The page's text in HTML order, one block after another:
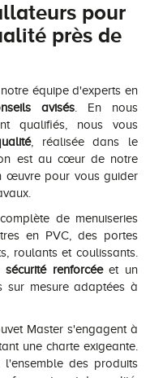
pour
près de
équipe d'experts en
avisés . En nous
qualifiés, nous vous
, réalisée dans le
est au cœur de notre
œuvre pour vous guider
de menuiseries
en PVC, des portes
roulants et coulissants.
sécurité renforcéeet un
sur mesure adaptées à
Master s'engagent à
une charte exigeante.
des produits